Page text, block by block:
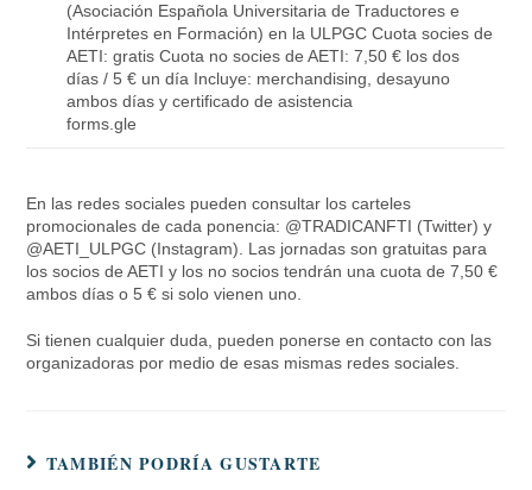
(Asociación Española Universitaria de Traductores e
Intérpretes en Formación) en la ULPGC Cuota socies de
AETI: gratis Cuota no socies de AETI: 7,50 € los dos
días / 5 € un día Incluye: merchandising, desayuno
ambos días y certificado de asistencia
forms.gle
En las redes sociales pueden consultar los carteles
promocionales de cada ponencia: @TRADICANFTI (Twitter) y
@AETI_ULPGC (Instagram). Las jornadas son gratuitas para
los socios de AETI y los no socios tendrán una cuota de 7,50 €
ambos días o 5 € si solo vienen uno.
Si tienen cualquier duda, pueden ponerse en contacto con las
organizadoras por medio de esas mismas redes sociales.
TAMBIÉN PODRÍA GUSTARTE